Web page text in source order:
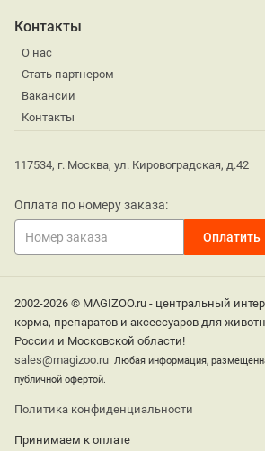
Контакты
О нас
Стать партнером
Вакансии
Контакты
117534, г. Москва, ул. Кировоградская, д.42
Оплата по номеру заказа:
2002-2026 © MAGIZOO.ru - центральный
корма, препаратов и аксессуаров для
России и Московской области!
sales@magizoo.ru Любая информация,
публичной офертой.
Политика конфиденциальности
Принимаем к оплате